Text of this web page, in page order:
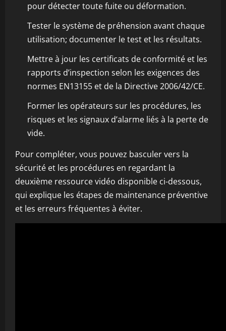
pour détecter toute fuite ou déformation.
Tester le système de préhension avant chaque
utilisation; documenter le test et les résultats.
Mettre à jour les certificats de conformité et les
rapports d’inspection selon les exigences des
normes EN13155 et de la Directive 2006/42/CE.
Former les opérateurs sur les procédures, les
risques et les signaux d’alarme liés à la perte de
vide.
Pour compléter, vous pouvez basculer vers la
sécurité et les procédures en regardant la
deuxième ressource vidéo disponible ci-dessous,
qui explique les étapes de maintenance préventive
et les erreurs fréquentes à éviter.